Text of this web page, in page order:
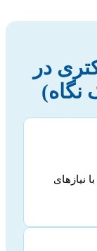
در
نگاه)
نیازهای